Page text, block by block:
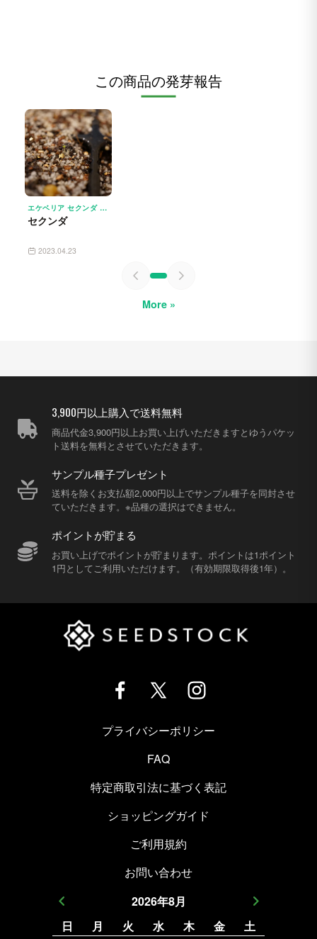
この商品の発芽報告
エケベリア セクンダ ECHEVERIA SECUNDA
セクンダ
2023.04.23
More »
3,900円以上購入で送料無料
商品代金3,900円以上お買い上げいただきますとゆうパケッ
ト送料を無料とさせていただきます。
サンプル種子プレゼント
送料を除くお支払額2,000円以上でサンプル種子を同封させ
ていただきます。※品種の選択はできません。
ポイントが貯まる
お買い上げでポイントが貯まります。ポイントは1ポイント
1円としてご利用いただけます。（有効期限取得後1年）。
プライバシーポリシー
FAQ
特定商取引法に基づく表記
ショッピングガイド
ご利用規約
お問い合わせ
2026年8月
日
月 火 水 木 金
土